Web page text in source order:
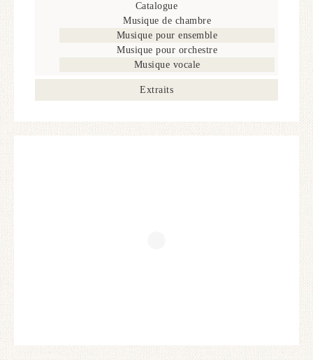
Catalogue
Musique de chambre
Musique pour ensemble
Musique pour orchestre
Musique vocale
Extraits